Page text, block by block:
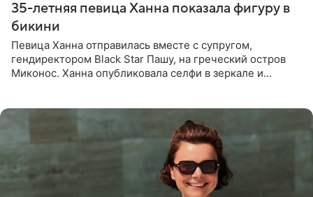
35-летняя певица Ханна показала фигуру в
бикини
Певица Ханна отправилась вместе с супругом,
гендиректором Black Star Пашу, на греческий остров
Миконос. Ханна опубликовала селфи в зеркале и